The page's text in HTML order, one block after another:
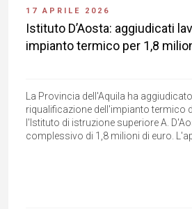
17 APRILE 2026
Istituto D’Aosta: aggiudicati
impianto termico per 1,8
La Provincia dell'Aquila ha
riqualificazione dell'impianto termico
l'Istituto di istruzione superiore A.
complessivo di 1,8 milioni di euro.